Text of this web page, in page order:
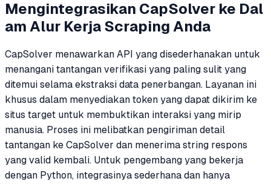
Mengintegrasikan CapSolver ke Dal
am Alur Kerja Scraping Anda
CapSolver menawarkan API yang disederhanakan untuk
menangani tantangan verifikasi yang paling sulit yang
ditemui selama ekstraksi data penerbangan. Layanan ini
khusus dalam menyediakan token yang dapat dikirim ke
situs target untuk membuktikan interaksi yang mirip
manusia. Proses ini melibatkan pengiriman detail
tantangan ke CapSolver dan menerima string respons
yang valid kembali. Untuk pengembang yang bekerja
dengan Python, integrasinya sederhana dan hanya